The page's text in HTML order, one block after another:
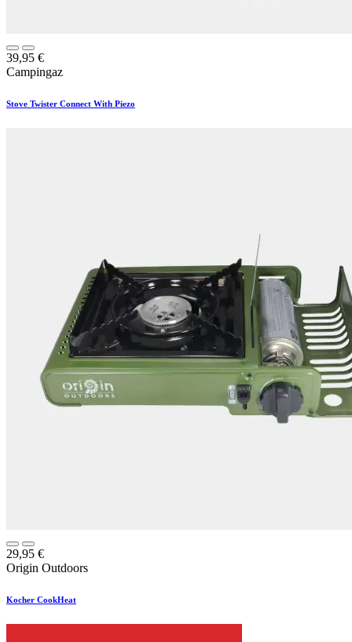
39,95 €
Campingaz
Stove Twister Connect With Piezo
29,95 €
Origin Outdoors
Kocher CookHeat